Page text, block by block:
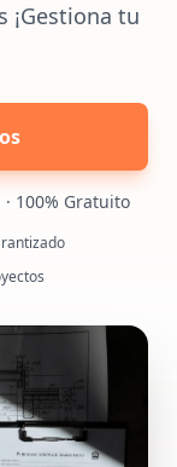
¡Gestiona tu
100% Gratuito